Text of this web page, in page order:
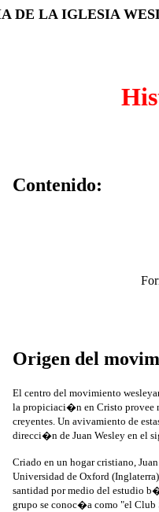
DE LA IGLESIA
Contenido:
Origen del
El centro del movimiento
la propiciaci�n en Cristo provee
creyentes. Un avivamiento de
direcci�n de Juan Wesley en el
Criado en un hogar cristiano,
Universidad de Oxford
santidad por medio del estudio
grupo se conoc�a como "el